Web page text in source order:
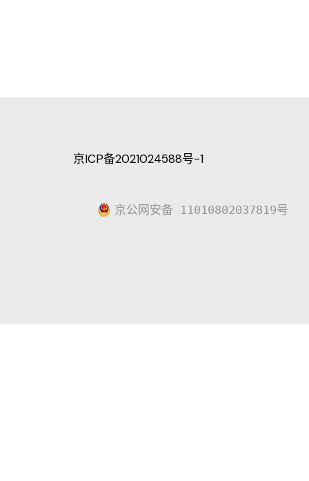
京ICP备2021024588号-1
京公网安备 11010802037819号